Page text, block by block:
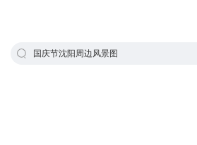
国庆节沈阳周边风景图